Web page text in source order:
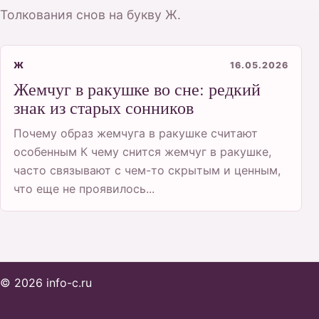
Толкования снов на букву Ж.
Ж 16.05.2026
Жемчуг в ракушке во сне: редкий
знак из старых сонников
Почему образ жемчуга в ракушке считают
особенным К чему снится жемчуг в ракушке,
часто связывают с чем-то скрытым и ценным,
что еще не проявилось...
© 2026 info-c.ru